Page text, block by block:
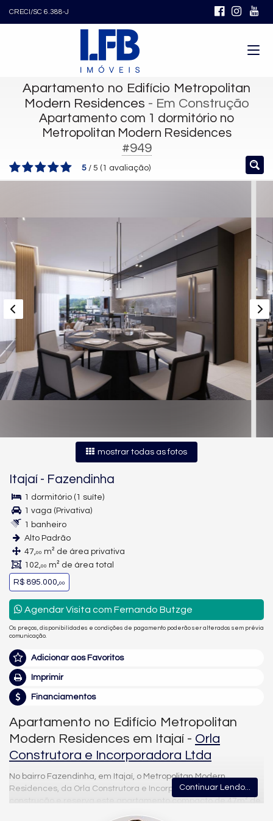
CRECI/SC 6.388-J
Apartamento no Edifício Metropolitan
Modern Residences - Em Construção
Apartamento com 1 dormitório no
Metropolitan Modern Residences
#949
5 / 5 ( 1 avaliação)
mostrar todas as fotos
Itajaí - Fazendinha
1 dormitório (1 suíte)
1 vaga (Privativa)
1 banheiro
Alto Padrão
47,00 m² de área privativa
102,00 m² de área total
R$ 895.000,00
Agendar Visita com Fernando Butzge
Os preços, disponibilidades e condições de pagamento poderão ser alterados sem prévia
comunicação.
Adicionar aos Favoritos
Imprimir
Financiamentos
Apartamento no Edifício Metropolitan
Modern Residences em Itajaí - Orla
Construtora e Incorporadora Ltda
No bairro Fazendinha, em Itajaí, o Metropolitan Modern
Residences, da Orla Construtora e Incorporadora, está em
construção e reserva este apartamento compacto de 47m² de
Continuar Lendo...